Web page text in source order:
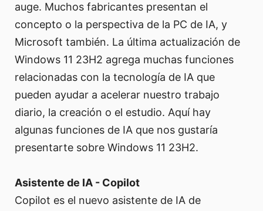
auge. Muchos fabricantes presentan el
concepto o la perspectiva de la PC de IA, y
Microsoft también. La última actualización de
Windows 11 23H2 agrega muchas funciones
relacionadas con la tecnología de IA que
pueden ayudar a acelerar nuestro trabajo
diario, la creación o el estudio. Aquí hay
algunas funciones de IA que nos gustaría
presentarte sobre Windows 11 23H2.
Asistente de IA - Copilot
Copilot es el nuevo asistente de IA de